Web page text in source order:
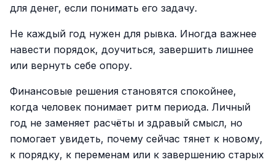
для денег, если понимать его задачу.
Не каждый год нужен для рывка. Иногда важнее
навести порядок, доучиться, завершить лишнее
или вернуть себе опору.
Финансовые решения становятся спокойнее,
когда человек понимает ритм периода. Личный
год не заменяет расчёты и здравый смысл, но
помогает увидеть, почему сейчас тянет к новому,
к порядку, к переменам или к завершению старых